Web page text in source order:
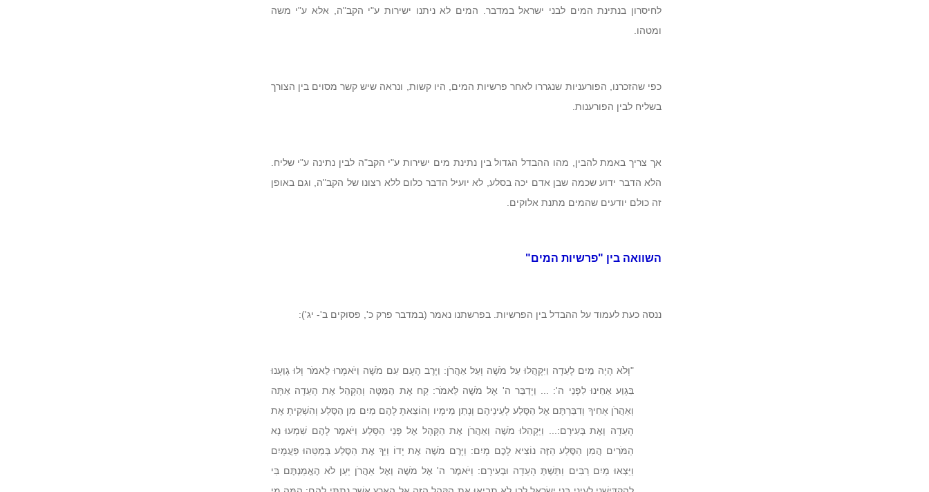
לחיסרון בנתינת המים לבני ישראל במדבר. המים לא ניתנו ישירות ע"י הקב"ה, אלא ע"י משה
ומטהו.
כפי שהזכרנו, הפורעניות שנגררו לאחר פרשיות המים, היו קשות, ונראה שיש קשר מסוים בין הצורך
בשליח לבין הפורענות.
אך צריך באמת להבין, מהו ההבדל הגדול בין נתינת מים ישירות ע"י הקב"ה לבין נתינה ע"י שליח.
הלא הדבר ידוע שכמה שבן אדם יכה בסלע, לא יועיל הדבר כלום ללא רצונו של הקב"ה, וגם באופן
זה כולם יודעים שהמים מתנת אלוקים.
השוואה בין "פרשיות המים"
ננסה כעת לעמוד על ההבדל בין הפרשיות. בפרשתנו נאמר (במדבר פרק כ', פסוקים ב'- יג'):
"וְלֹא הָיָה מַיִם לָעֵדָה וַיִּקָּהֲלוּ עַל מֹשֶׁה וְעַל אַהֲרֹן: וַיָּרֶב הָעָם עִם מֹשֶׁה וַיֹּאמְרוּ לֵאמֹר וְלוּ גָוַעְנוּ
בִּגְוַע אַחֵינוּ לִפְנֵי ה': ... וַיְדַבֵּר ה' אֶל מֹשֶׁה לֵּאמֹר: קַח אֶת הַמַּטֶּה וְהַקְהֵל אֶת הָעֵדָה אַתָּה
וְאַהֲרֹן אָחִיךָ וְדִבַּרְתֶּם אֶל הַסֶּלַע לְעֵינֵיהֶם וְנָתַן מֵימָיו וְהוֹצֵאתָ לָהֶם מַיִם מִן הַסֶּלַע וְהִשְׁקִיתָ אֶת
הָעֵדָה וְאֶת בְּעִירָם:... וַיַּקְהִלוּ מֹשֶׁה וְאַהֲרֹן אֶת הַקָּהָל אֶל פְּנֵי הַסָּלַע וַיֹּאמֶר לָהֶם שִׁמְעוּ נָא
הַמֹּרִים הֲמִן הַסֶּלַע הַזֶּה נוֹצִיא לָכֶם מָיִם: וַיָּרֶם מֹשֶׁה אֶת יָדוֹ וַיַּךְ אֶת הַסֶּלַע בְּמַטֵּהוּ פַּעֲמָיִם
וַיֵּצְאוּ מַיִם רַבִּים וַתֵּשְׁתְּ הָעֵדָה וּבְעִירָם: וַיֹּאמֶר ה'אֶל מֹשֶׁה וְאֶל אַהֲרֹן יַעַן לֹא הֶאֱמַנְתֶּם בִּי